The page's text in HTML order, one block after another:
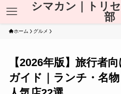
シマカン｜トリ
部
ホーム グルメ
【2026年版】旅行者
ガイド｜ランチ・名